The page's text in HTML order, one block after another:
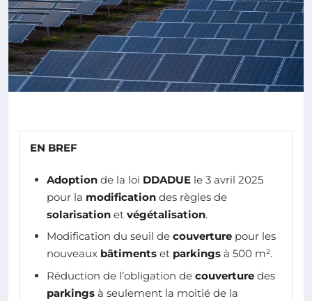
EN BREF
Adoption de la loi DDADUE le 3 avril 2025
pour la modification des règles de
solarisation et végétalisation.
Modification du seuil de couverture pour les
nouveaux bâtiments et parkings à 500 m².
Réduction de l’obligation de couverture des
parkings à seulement la moitié de la